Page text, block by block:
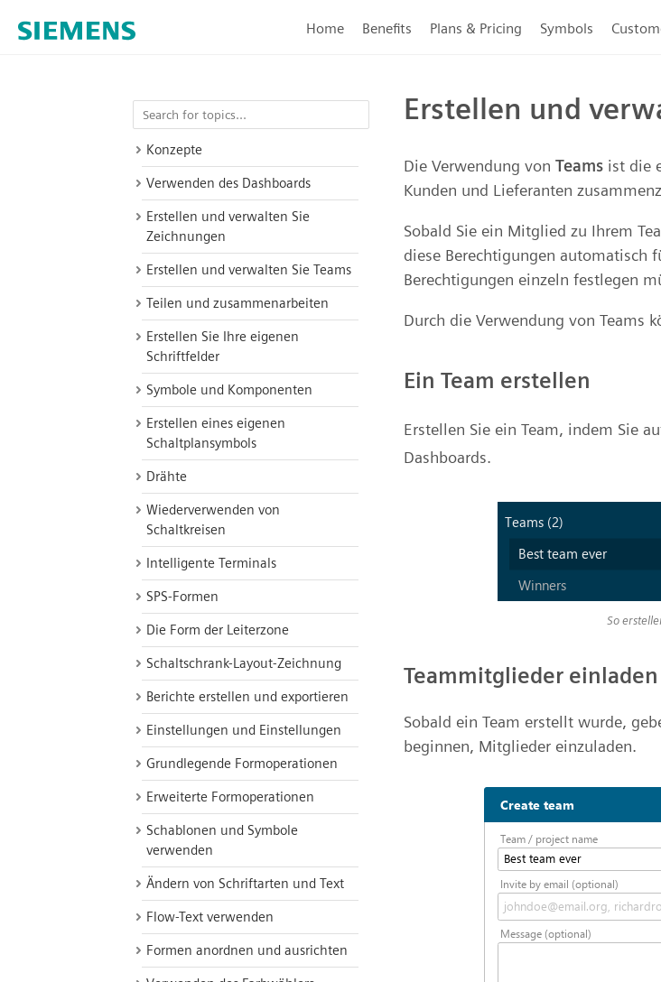
Home Benefits Plans & Pricing Symbols
Konzepte
Verwenden des Dashboards
Erstellen und verwalten Sie
Zeichnungen
Erstellen und verwalten Sie Teams
Teilen und zusammenarbeiten
Erstellen Sie Ihre eigenen
Schriftfelder
Symbole und Komponenten
Erstellen eines eigenen
Schaltplansymbols
Drähte
Wiederverwenden von
Schaltkreisen
Intelligente Terminals
SPS-Formen
Die Form der Leiterzone
Schaltschrank-Layout-Zeichnung
Berichte erstellen und exportieren
Einstellungen und Einstellungen
Grundlegende Formoperationen
Erweiterte Formoperationen
Schablonen und Symbole
verwenden
Ändern von Schriftarten und Text
Flow-Text verwenden
Formen anordnen und ausrichten
Erstellen und
Die Verwendung von Teams ist die
Kunden und Lieferanten
Sobald Sie ein Mitglied zu Ihrem
diese Berechtigungen automatisch
Berechtigungen einzeln festlegen
Durch die Verwendung von Teams
Ein Team erstellen
Erstellen Sie ein Team, indem Sie
Dashboards.
So
Teammitglieder einladen
Sobald ein Team erstellt wurde,
beginnen, Mitglieder einzuladen.